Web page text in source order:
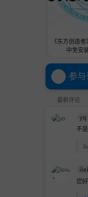
《东方创造
中免安
参
最新评论
yq
不
您